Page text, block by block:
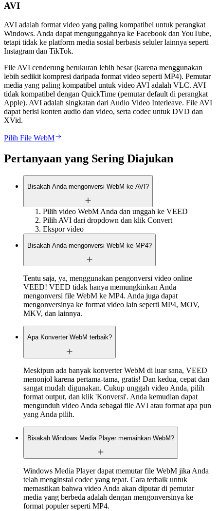
AVI
AVI adalah format video yang paling kompatibel untuk perangkat
Windows. Anda dapat mengunggahnya ke Facebook dan YouTube,
tetapi tidak ke platform media sosial berbasis seluler lainnya seperti
Instagram dan TikTok.
File AVI cenderung berukuran lebih besar (karena menggunakan
lebih sedikit kompresi daripada format video seperti MP4). Pemutar
media yang paling kompatibel untuk video AVI adalah VLC. AVI
tidak kompatibel dengan QuickTime (pemutar default di perangkat
Apple). AVI adalah singkatan dari Audio Video Interleave. File AVI
dapat berisi konten audio dan video, serta codec untuk DVD dan
XVid.
Pilih File WebM
Pertanyaan yang Sering Diajukan
Bisakah Anda mengonversi WebM ke AVI?
Pilih video WebM Anda dan unggah ke VEED
Pilih AVI dari dropdown dan klik Convert
Ekspor video
Bisakah Anda mengonversi WebM ke MP4?
Tentu saja, ya, menggunakan pengonversi video online
VEED! VEED tidak hanya memungkinkan Anda
mengonversi file WebM ke MP4. Anda juga dapat
mengonversinya ke format video lain seperti MP4, MOV,
MKV, dan lainnya.
Apa Konverter WebM terbaik?
Meskipun ada banyak konverter WebM di luar sana, VEED
menonjol karena pertama-tama, gratis! Dan kedua, cepat dan
sangat mudah digunakan. Cukup unggah video Anda, pilih
format output, dan klik 'Konversi'. Anda kemudian dapat
mengunduh video Anda sebagai file AVI atau format apa pun
yang Anda pilih.
Bisakah Windows Media Player memainkan WebM?
Windows Media Player dapat memutar file WebM jika Anda
telah menginstal codec yang tepat. Cara terbaik untuk
memastikan bahwa video Anda akan diputar di pemutar
media yang berbeda adalah dengan mengonversinya ke
format populer seperti MP4.